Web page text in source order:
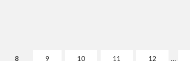
8 9 10 11 12 …